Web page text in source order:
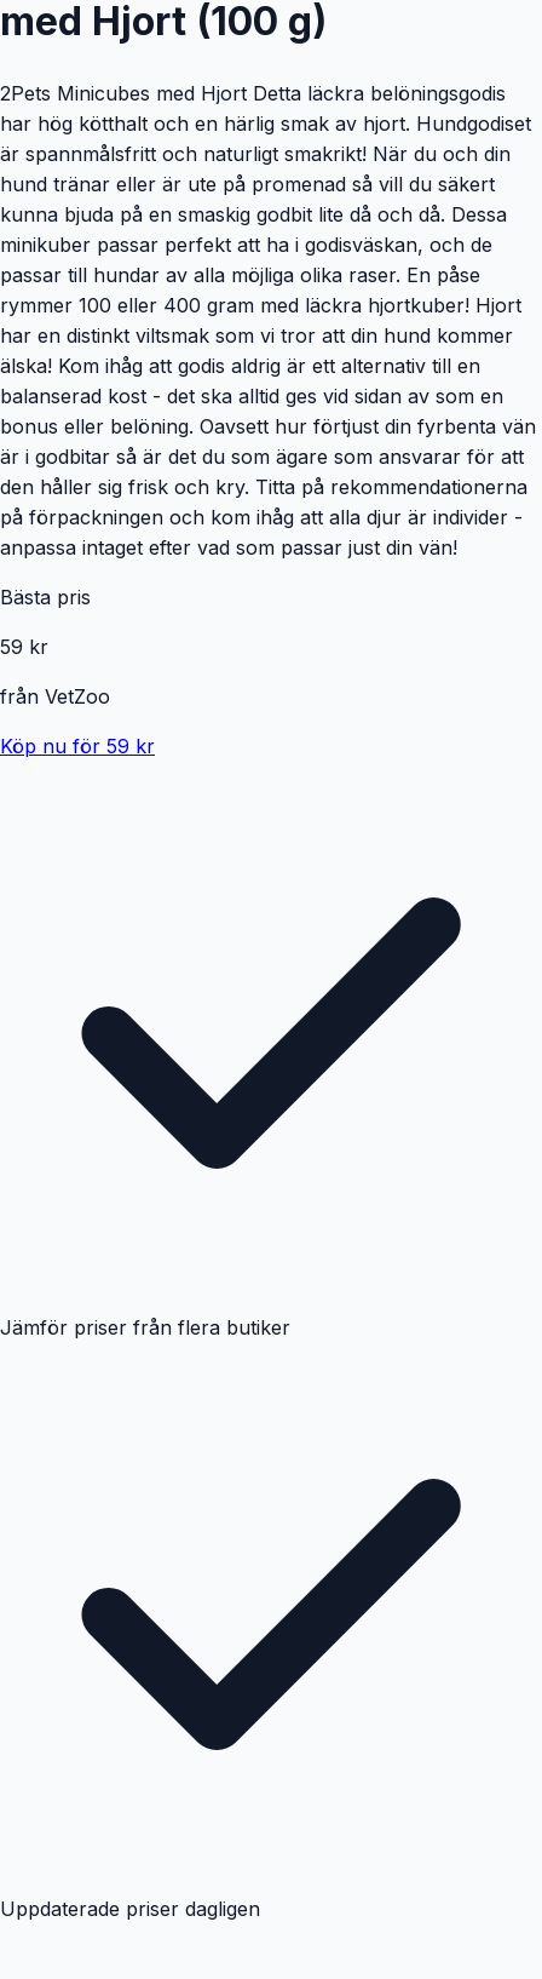
med Hjort (100 g)
2Pets Minicubes med Hjort Detta läckra belöningsgodis
har hög kötthalt och en härlig smak av hjort. Hundgodiset
är spannmålsfritt och naturligt smakrikt! När du och din
hund tränar eller är ute på promenad så vill du säkert
kunna bjuda på en smaskig godbit lite då och då. Dessa
minikuber passar perfekt att ha i godisväskan, och de
passar till hundar av alla möjliga olika raser. En påse
rymmer 100 eller 400 gram med läckra hjortkuber! Hjort
har en distinkt viltsmak som vi tror att din hund kommer
älska! Kom ihåg att godis aldrig är ett alternativ till en
balanserad kost - det ska alltid ges vid sidan av som en
bonus eller belöning. Oavsett hur förtjust din fyrbenta vän
är i godbitar så är det du som ägare som ansvarar för att
den håller sig frisk och kry. Titta på rekommendationerna
på förpackningen och kom ihåg att alla djur är individer -
anpassa intaget efter vad som passar just din vän!
Bästa pris
59 kr
från VetZoo
Köp nu för 59 kr
Jämför priser från flera butiker
Uppdaterade priser dagligen